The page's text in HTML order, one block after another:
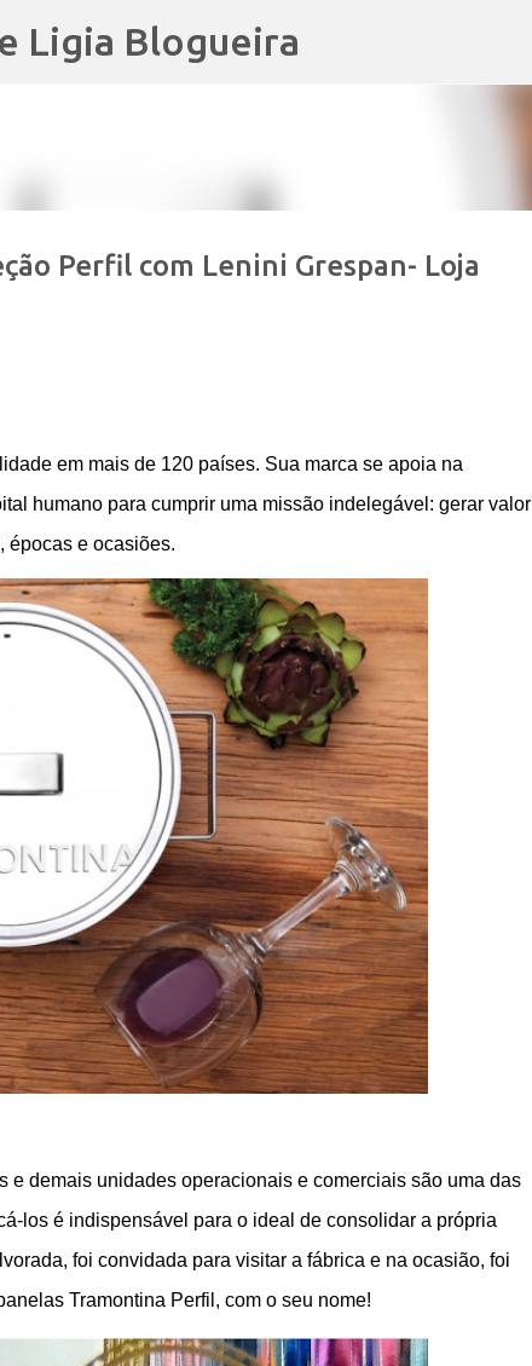
Pular para o conteúdo principal
Ligia Blogueira
Perfil com Lenini Grespan- Loja
em mais de 120 países. Sua marca se apoia na
humano para cumprir uma missão indelegável: gerar valor
épocas e ocasiões.
e demais unidades operacionais e comerciais são uma das
los é indispensável para o ideal de consolidar a própria
foi convidada para visitar a fábrica e na ocasião, foi
Tramontina Perfil, com o seu nome!